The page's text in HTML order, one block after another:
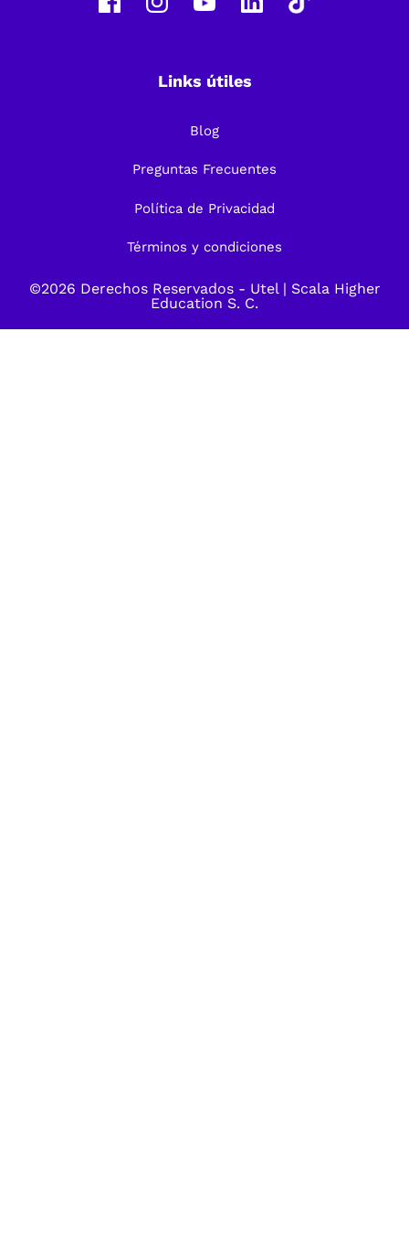
Links útiles
Blog
Preguntas Frecuentes
Política de Privacidad
Términos y condiciones
©2026 Derechos Reservados - Utel| Scala Higher
Education S. C.